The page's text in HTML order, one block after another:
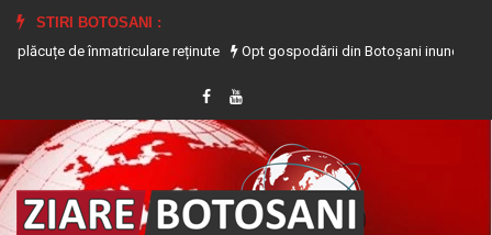
STIRI BOTOSANI :
înmatriculare reținute
Opt gospodării din Botoșani inundate în urma